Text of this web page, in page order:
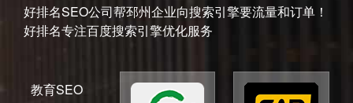
好排名SEO公司帮邳州企业向搜索引擎要流量和订单！
好排名专注百度搜索引擎优化服务
教育SEO